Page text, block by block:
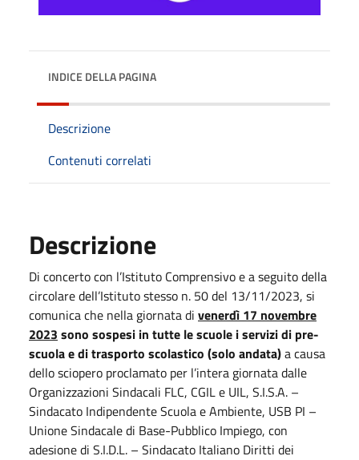
INDICE DELLA PAGINA
Descrizione
Contenuti correlati
Descrizione
Di concerto con l’Istituto Comprensivo e a seguito della
circolare dell’Istituto stesso n. 50 del 13/11/2023, si
comunica che nella giornata di venerdì 17 novembre
2023 sono sospesi in tutte le scuole i servizi di pre-
scuola e di trasporto scolastico (solo andata)a causa
dello sciopero proclamato per l’intera giornata dalle
Organizzazioni Sindacali FLC, CGIL e UIL, S.I.S.A. –
Sindacato Indipendente Scuola e Ambiente, USB PI –
Unione Sindacale di Base-Pubblico Impiego, con
adesione di S.I.D.L. – Sindacato Italiano Diritti dei